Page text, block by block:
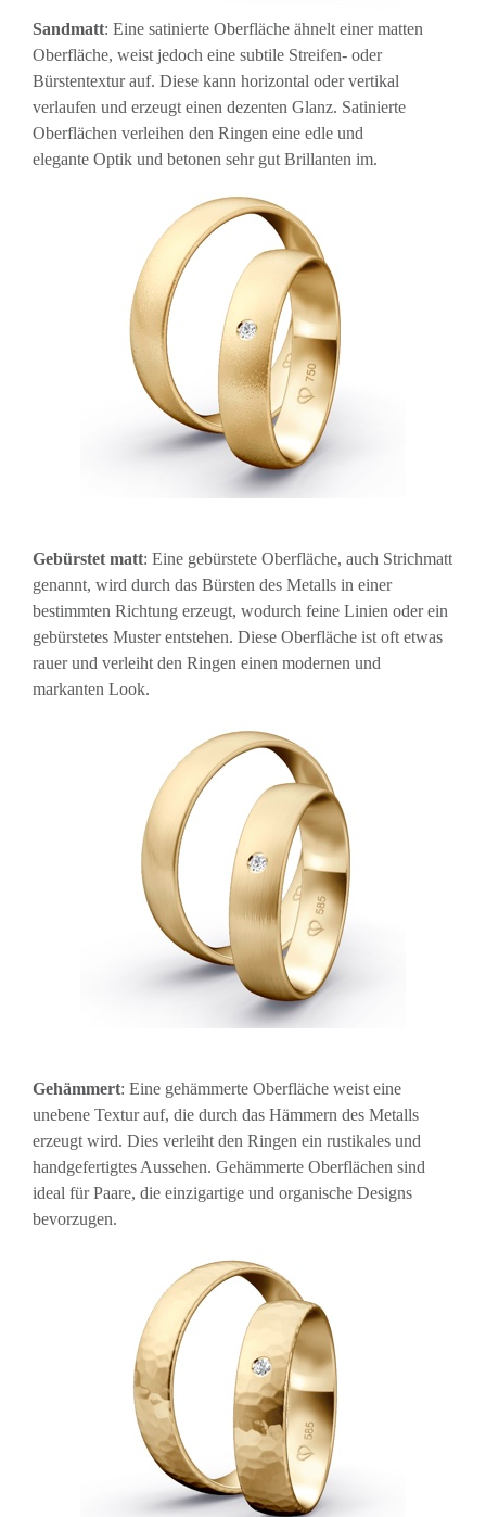
Sandmatt: Eine satinierte Oberfläche ähnelt einer matten
Oberfläche, weist jedoch eine subtile Streifen- oder
Bürstentextur auf. Diese kann horizontal oder vertikal
verlaufen und erzeugt einen dezenten Glanz. Satinierte
Oberflächen verleihen den Ringen eine edle und
elegante Optik und betonen sehr gut Brillanten im.
Gebürstet matt: Eine gebürstete Oberfläche, auch Strichmatt
genannt, wird durch das Bürsten des Metalls in einer
bestimmten Richtung erzeugt, wodurch feine Linien oder ein
gebürstetes Muster entstehen. Diese Oberfläche ist oft etwas
rauer und verleiht den Ringen einen modernen und
markanten Look.
Gehämmert: Eine gehämmerte Oberfläche weist eine
unebene Textur auf, die durch das Hämmern des Metalls
erzeugt wird. Dies verleiht den Ringen ein rustikales und
handgefertigtes Aussehen. Gehämmerte Oberflächen sind
ideal für Paare, die einzigartige und organische Designs
bevorzugen.